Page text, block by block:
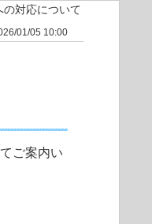
対応について
01/05 10:00
ご案内い